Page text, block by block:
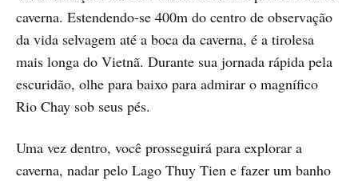
caverna. Estendendo-se 400m do centro de observação
da vida selvagem até a boca da caverna, é a tirolesa
mais longa do Vietnã. Durante sua jornada rápida pela
escuridão, olhe para baixo para admirar o magnífico
Rio Chay sob seus pés.
Uma vez dentro, você prosseguirá para explorar a
caverna, nadar pelo Lago Thuy Tien e fazer um banho